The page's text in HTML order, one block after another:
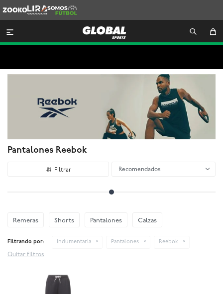
Lira
Somos
Futbol

Pantalones Reebok
Recomendados
Remeras Shorts Pantalones Calzas
Filtrando por: Indumentaria Pantalones Reebok
Quitar filtros